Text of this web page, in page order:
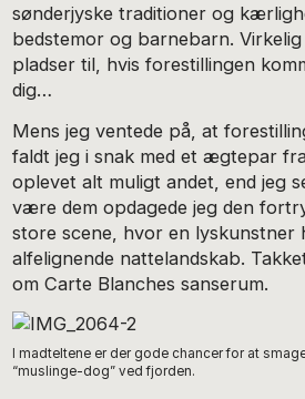
sønderjyske traditioner og
bedstemor og barnebarn.
pladser til, hvis forestillingen
dig…
Mens jeg ventede på, at
faldt jeg i snak med et ægtepar
oplevet alt muligt andet, end jeg
være dem opdagede jeg den
store scene, hvor en lyskunstner
alfelignende nattelandskab.
om Carte Blanches sanserum.
I madteltene er der gode chancer for at
“muslinge-dog” ved fjorden.